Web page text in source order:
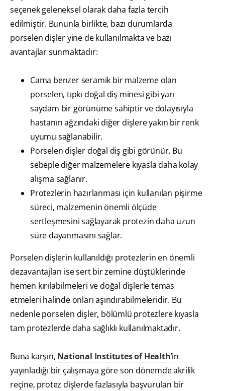
seçenek geleneksel olarak daha fazla tercih
edilmiştir. Bununla birlikte, bazı durumlarda
porselen dişler yine de kullanılmakta ve bazı
avantajlar sunmaktadır:
Cama benzer seramik bir malzeme olan
porselen, tıpkı doğal diş minesi gibi yarı
saydam bir görünüme sahiptir ve dolayısıyla
hastanın ağzındaki diğer dişlere yakın bir renk
uyumu sağlanabilir.
Porselen dişler doğal diş gibi görünür. Bu
sebeple diğer malzemelere kıyasla daha kolay
alışma sağlanır.
Protezlerin hazırlanması için kullanılan pişirme
süreci, malzemenin önemli ölçüde
sertleşmesini sağlayarak protezin daha uzun
süre dayanmasını sağlar.
Porselen dişlerin kullanıldığı protezlerin en önemli
dezavantajları ise sert bir zemine düştüklerinde
hemen kırılabilmeleri ve doğal dişlerle temas
etmeleri halinde onları aşındırabilmeleridir. Bu
nedenle porselen dişler, bölümlü protezlere kıyasla
tam protezlerde daha sağlıklı kullanılmaktadır.
Buna karşın, National Institutes of Health’in
yayınladığı bir çalışmaya göre son dönemde akrilik
reçine, protez dişlerde fazlasıyla başvurulan bir